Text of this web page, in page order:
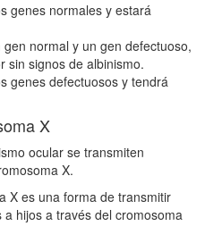
genes normales y estará
normal y un gen defectuoso,
sin signos de albinismo.
genes defectuosos y tendrá
X
ocular se transmiten
X.
X es una forma de transmitir
hijos a través del cromosoma